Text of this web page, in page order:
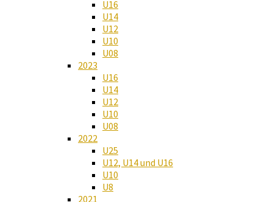
U16
U14
U12
U10
U08
2023
U16
U14
U12
U10
U08
2022
U25
U12, U14 und U16
U10
U8
2021